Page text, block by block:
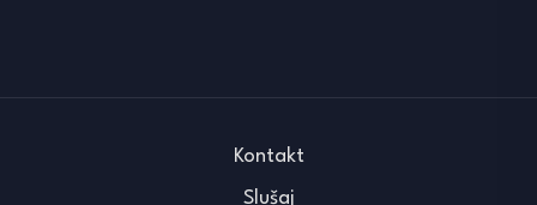
Kontakt
Slušaj